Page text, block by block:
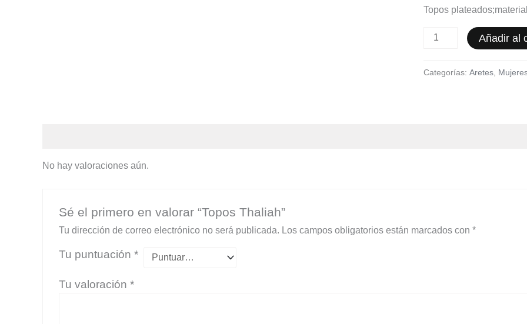
Topos
Añadir al
Categorías: Aretes
No hay valoraciones aún.
Sé el primero en valorar “Topos Thaliah”
Tu dirección de correo electrónico no será publicada. Los campos obligatorios están marcados con *
Tu puntuación *
Tu valoración *